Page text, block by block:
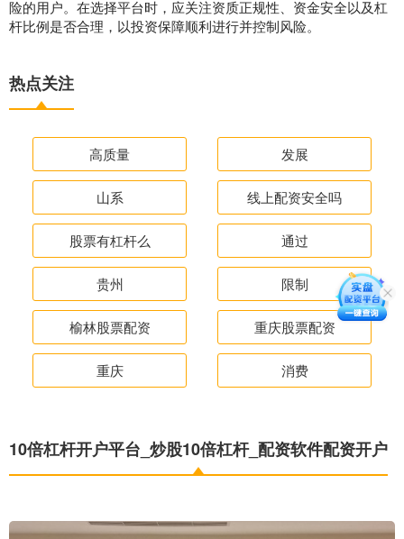
险的用户。在选择平台时，应关注资质正规性、资金安全以及杠
杆比例是否合理，以投资保障顺利进行并控制风险。
热点关注
高质量 发展
山系 线上配资安全吗
股票有杠杆么 通过
贵州 限制
榆林股票配资 重庆股票配资
重庆 消费
10倍杠杆开户平台_炒股10倍杠杆_配资软件配资开户